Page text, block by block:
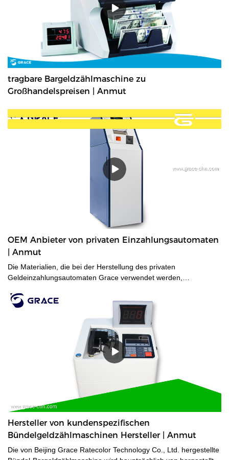
tragbare Bargeldzählmaschine zu
Großhandelspreisen | Anmut
OEM Anbieter von privaten Einzahlungsautomaten
| Anmut
Die Materialien, die bei der Herstellung des privaten
Geldeinzahlungsautomaten Grace verwendet werden,
Hersteller von kundenspezifischen
Bündelgeldzählmaschinen Hersteller | Anmut
Die von Beijing Grace Ratecolor Technology Co., Ltd. hergestellte